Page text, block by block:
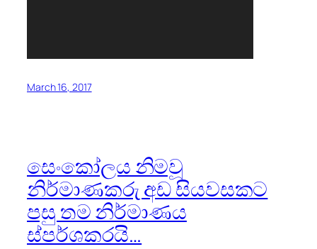
March 16, 2017
සෙංකෝලය නිමවූ
නිර්මාණකරු අඩ සියවසකට
පසු තම නිර්මාණය
ස්පර්ශකරයි…